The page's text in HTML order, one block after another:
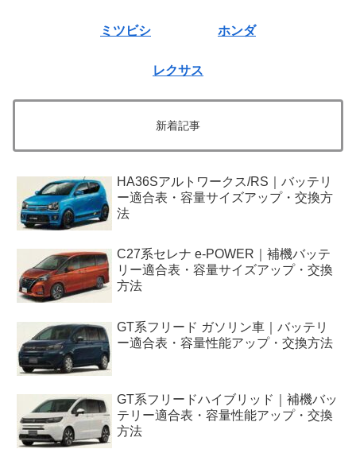
ミツビシ ホンダ
レクサス
新着記事
HA36Sアルトワークス/RS｜バッテリ
ー適合表・容量サイズアップ・交換方
法
C27系セレナ e-POWER｜補機バッテ
リー適合表・容量サイズアップ・交換
方法
GT系フリード ガソリン車｜バッテリ
ー適合表・容量性能アップ・交換方法
GT系フリードハイブリッド｜補機バッ
テリー適合表・容量性能アップ・交換
方法